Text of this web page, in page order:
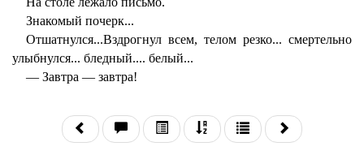
Знакомый почерк...
Отшатнулся...Вздрогнул всем, телом резко... смертельно
улыбнулся... бледный.... белый...
— Завтра — завтра!